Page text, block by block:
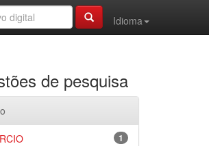
Idioma
de pesquisa
1